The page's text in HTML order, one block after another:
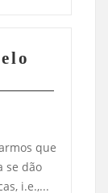
que
se dão
i.e.,...